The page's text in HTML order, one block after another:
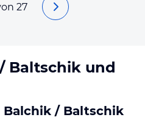
27
Baltschik und
/ Baltschik